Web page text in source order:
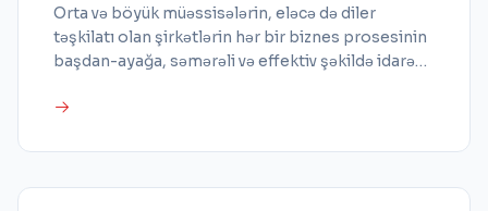
Orta və böyük müəssisələrin, eləcə də diler
təşkilatı olan şirkətlərin hər bir biznes prosesinin
başdan-ayağa, səmərəli və effektiv şəkildə idarə
əsaslı strukturu ilə istənilən vaxt, istənilən yerdən